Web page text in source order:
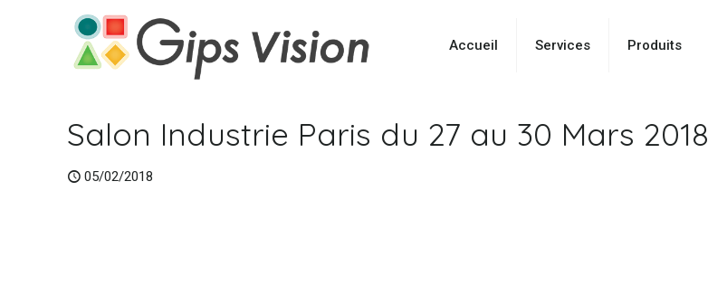
Accueil Services Produits
Salon Industrie Paris du 27 au 30 Mars 2018
05/02/2018